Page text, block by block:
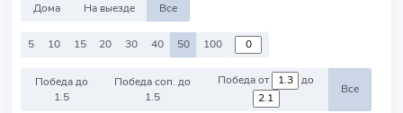
Дома На выезде Все
5 10 15 20 30 40 50 100
Победа до
1.5
Победа соп. до
1.5
Победа от до
Все